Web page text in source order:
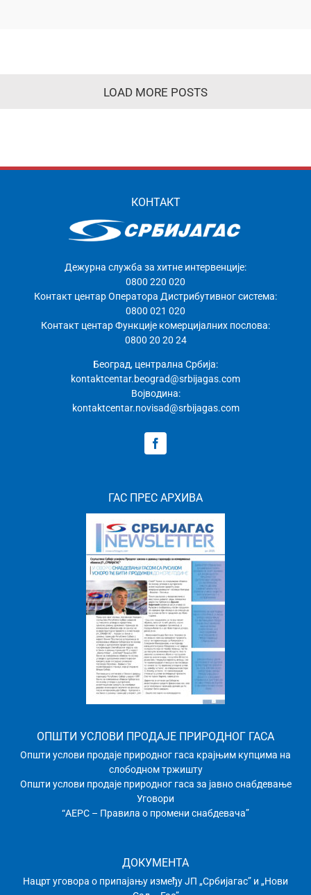
LOAD MORE POSTS
КОНТАКТ
Дежурна служба за хитне интервенције:
0800 220 020
Контакт центар Оператора Дистрибутивног система:
0800 021 020
Контакт центар Функције комерцијалних послова:
0800 20 20 24
Београд, централна Србија:
kontaktcentar.beograd@srbijagas.com
Војводина:
kontaktcentar.novisad@srbijagas.com
ГАС ПРЕС АРХИВА
ОПШТИ УСЛОВИ ПРОДАЈЕ ПРИРОДНОГ ГАСА
Општи услови продаје природног гаса крајњим купцима на
слободном тржишту
Општи услови продаје природног гаса за јавно снабдевање
Уговори
“АЕРС – Правила о промени снабдевача”
ДОКУМЕНТА
Нацрт уговора о припајању између ЈП „Србијагас” и „Нови